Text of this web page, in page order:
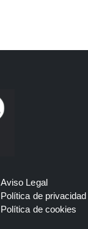
Aviso Legal
Política de privacidad
Política de cookies